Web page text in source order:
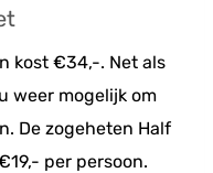
kost €34,-. Net als
weer mogelijk om
De zogeheten Half
per persoon.